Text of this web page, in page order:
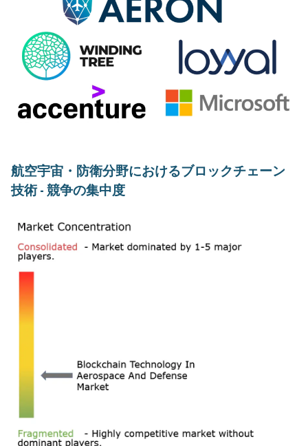
航空宇宙・防衛分野におけるブロックチェーン
技術 - 競争の集中度